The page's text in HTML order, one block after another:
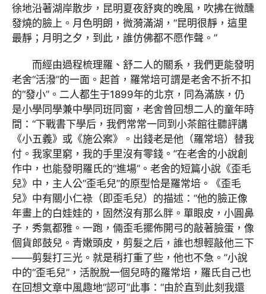
徐地沿著湖岸散步，昆明夏夜舒爽的晚風，吹拂在微醺
發燒的臉上。月色明朗，微漪滿湖，“昆明很靜，這里
最靜；月明之夕，到此，誰仿佛都不愿作聲。”
而經由過程梳理羅、舒二人的關系，我們更能發明
老舍“活潑”的一面。起首，羅常培可謂是老舍不折不扣
的“發小”。二人都生于1899年的北京，同為滿族，仍
是小學同學兼中學同班同窗，老舍曾回想二人的童年時
間：“下戰書下學后，我們常常一同到小茶館往聽評講
《小五義》或《施公案》。出錢老是他（羅常培）替我
付。我家里窮，我的手里沒有零錢。”在老舍的小說創
作中，也能發明羅氏的“進場”。老舍的短篇小說《歪毛
兒》中，主人公“歪毛兒”的原型恰是羅常培。《歪毛
兒》中有關小仁祿（即歪毛兒）的描述：“他的臉正像
年畫上的白娃娃的，固然沒有那么胖。單眼皮，小圓鼻
子，秀氣都雅。一跑，倆歪毛擺佈開弓的敲著臉蛋，像
個貨郎鼓兒。青嫩頭皮，剪髮之后，誰也想輕敲他三下
——剪髮打三光。就是稍打重了些，他也不急。”小說
中的“歪毛兒”，活脫脫一個兒時的羅常培，羅氏自己也
在回想文章中風趣地“認可”此事：“由於直到此刻我還